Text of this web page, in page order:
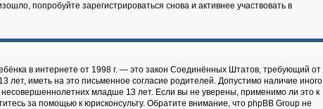
попробуйте зарегистрироваться снова и активнее участвовать в
в интернете от 1998 г. — это закон Соединённых Штатов, требующий от
иметь на это письменное согласие родителей. Допустимо наличие иного
младше 13 лет. Если вы не уверены, применимо ли это к
за помощью к юрисконсульту. Обратите внимание, что phpBB Group не